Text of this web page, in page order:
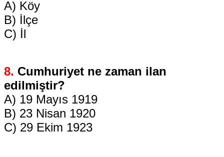
A) Köy
B) İlçe
C) İl
8. Cumhuriyet ne zaman ilan
edilmiştir?
A) 19 Mayıs 1919
B) 23 Nisan 1920
C) 29 Ekim 1923